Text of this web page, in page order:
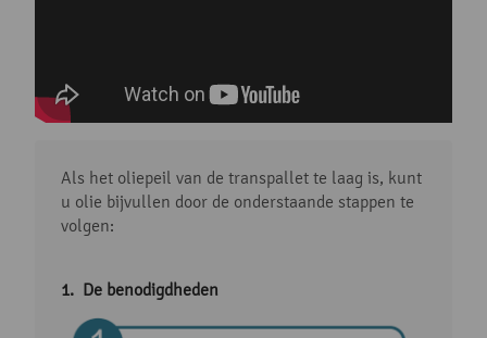
Als het oliepeil van de transpallet te laag is, kunt
u olie bijvullen door de onderstaande stappen te
volgen:
De benodigdheden